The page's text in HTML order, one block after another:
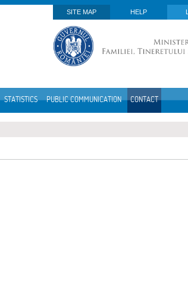
SITE MAP
HELP
STATISTICS PUBLIC COMMUNICATION CONTACT